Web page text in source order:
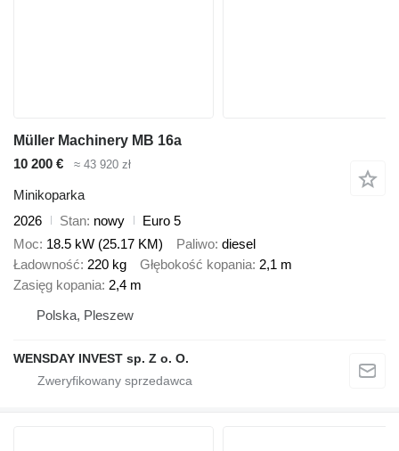
Müller Machinery MB 16a
10 200 €
≈ 43 920 zł
Minikoparka
2026
Stan nowy
Euro 5
Moc 18.5 kW (25.17 KM) Paliwo diesel
Ładowność 220 kg Głębokość kopania 2,1 m
Zasięg kopania 2,4 m
Polska, Pleszew
WENSDAY INVEST sp. Z o. O.